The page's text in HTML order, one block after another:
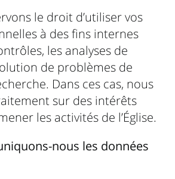
le droit d’utiliser vos
à des fins internes
les analyses de
de problèmes de
Dans ces cas, nous
sur des intérêts
les activités de l’Église.
nous les données